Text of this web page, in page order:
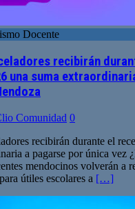
Docente
recibirán
una suma
Comunidad 0
recibirán durante el
a pagarse por única vez
mendocinos volverán a
útiles escolares a […]